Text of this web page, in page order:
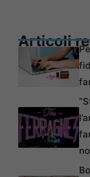
Articoli